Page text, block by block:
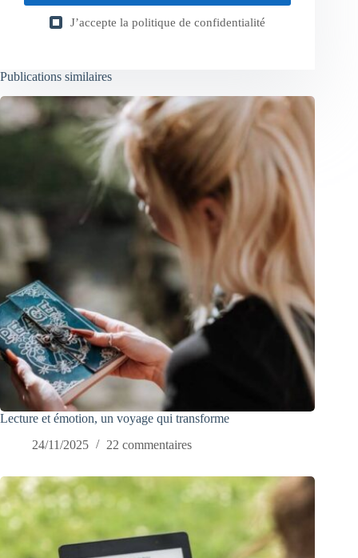
J’accepte la politique de confidentialité
Publications similaires
Lecture et émotion, un voyage qui transforme
24/11/2025
22 commentaires